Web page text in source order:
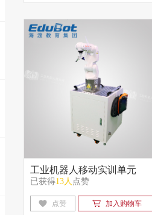
工业机器人移动实训单元
已获得13人 点赞
点赞 加入购物车